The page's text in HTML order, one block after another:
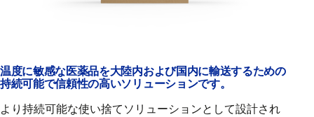
温度に敏感な医薬品を大陸内および国内に輸送するための
持続可能で信頼性の高いソリューションです。
より持続可能な使い捨てソリューションとして設計され